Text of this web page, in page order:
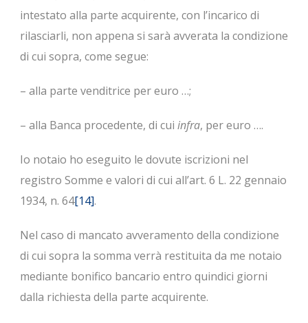
intestato alla parte acquirente, con l’incarico di
rilasciarli, non appena si sarà avverata la condizione
di cui sopra, come segue:
– alla parte venditrice per euro …;
– alla Banca procedente, di cui infra, per euro ….
Io notaio ho eseguito le dovute iscrizioni nel
registro Somme e valori di cui all’art. 6 L. 22 gennaio
1934, n. 64[14].
Nel caso di mancato avveramento della condizione
di cui sopra la somma verrà restituita da me notaio
mediante bonifico bancario entro quindici giorni
dalla richiesta della parte acquirente.